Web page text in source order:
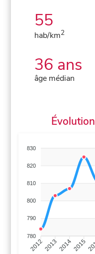
55
hab/km2
36 ans
âge médian
830
820
810
800
790
780
2012201320142015